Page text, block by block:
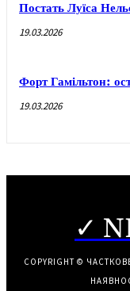
Постать Луїса
19.03.2026
Форт Гамільтон:
19.03.2026
✓
COPYRIGHT ©